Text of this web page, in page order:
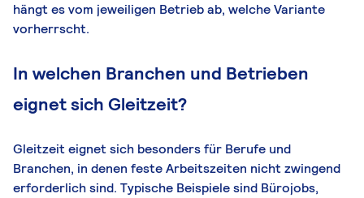
hängt es vom jeweiligen Betrieb ab, welche Variante
vorherrscht.
In welchen Branchen und Betrieben
eignet sich Gleitzeit?
Gleitzeit eignet sich besonders für Berufe und
Branchen, in denen feste Arbeitszeiten nicht zwingend
erforderlich sind. Typische Beispiele sind Bürojobs,